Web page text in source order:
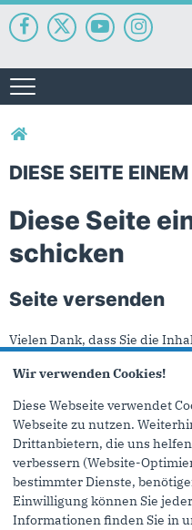
Toggle navigation
Sie sind hier
DIESE SEITE
Diese Seite
schicken
Seite versenden
Vielen Dank, dass Sie die
Personen, denen Sie die
von wem die Empfehlung
Das mit * gekennzeichnete
Eigene E-Mail-Adresse*
Wir verwenden Cookies!
Diese Webseite verwendet
Webseite zu nutzen.
Drittanbietern, die uns
verbessern (Website-
bestimmter Dienste,
Einwilligung können Sie
Informationen finden Sie in